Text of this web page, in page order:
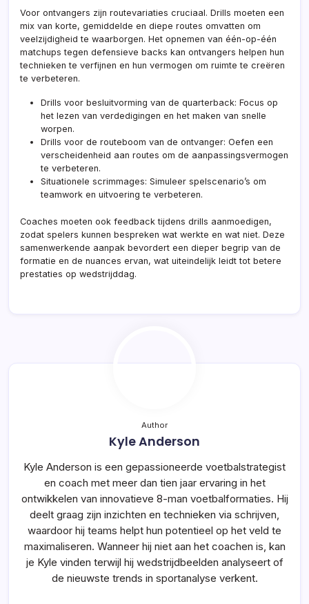
Voor ontvangers zijn routevariaties cruciaal. Drills moeten een
mix van korte, gemiddelde en diepe routes omvatten om
veelzijdigheid te waarborgen. Het opnemen van één-op-één
matchups tegen defensieve backs kan ontvangers helpen hun
technieken te verfijnen en hun vermogen om ruimte te creëren
te verbeteren.
Drills voor besluitvorming van de quarterback: Focus op
het lezen van verdedigingen en het maken van snelle
worpen.
Drills voor de routeboom van de ontvanger: Oefen een
verscheidenheid aan routes om de aanpassingsvermogen
te verbeteren.
Situationele scrimmages: Simuleer spelscenario’s om
teamwork en uitvoering te verbeteren.
Coaches moeten ook feedback tijdens drills aanmoedigen,
zodat spelers kunnen bespreken wat werkte en wat niet. Deze
samenwerkende aanpak bevordert een dieper begrip van de
formatie en de nuances ervan, wat uiteindelijk leidt tot betere
prestaties op wedstrijddag.
Author
Kyle Anderson
Kyle Anderson is een gepassioneerde voetbalstrategist
en coach met meer dan tien jaar ervaring in het
ontwikkelen van innovatieve 8-man voetbalformaties. Hij
deelt graag zijn inzichten en technieken via schrijven,
waardoor hij teams helpt hun potentieel op het veld te
maximaliseren. Wanneer hij niet aan het coachen is, kan
je Kyle vinden terwijl hij wedstrijdbeelden analyseert of
de nieuwste trends in sportanalyse verkent.